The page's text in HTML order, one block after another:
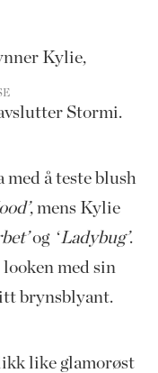
Kylie,
Stormi.
å teste blush
, mens Kylie
og ‘Ladybug’.
med sin
brynsblyant.
like glamorøst